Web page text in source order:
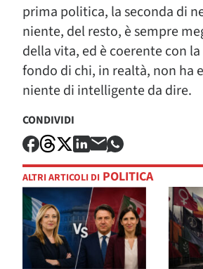
prima politica, la seconda di
niente, del resto, è sempre
della vita, ed è coerente con
fondo di chi, in realtà, non ha
niente di intelligente da dire.
CONDIVIDI
ALTRI ARTICOLI DI POLITICA